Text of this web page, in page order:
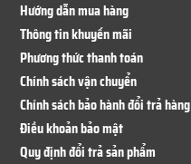
Hướng dẫn mua hàng
Thông tin khuyến mãi
Phương thức thanh toán
Chính sách vận chuyển
Chính sách bảo hành đổi trả hàng
Điều khoản bảo mật
Quy định đổi trả sản phẩm